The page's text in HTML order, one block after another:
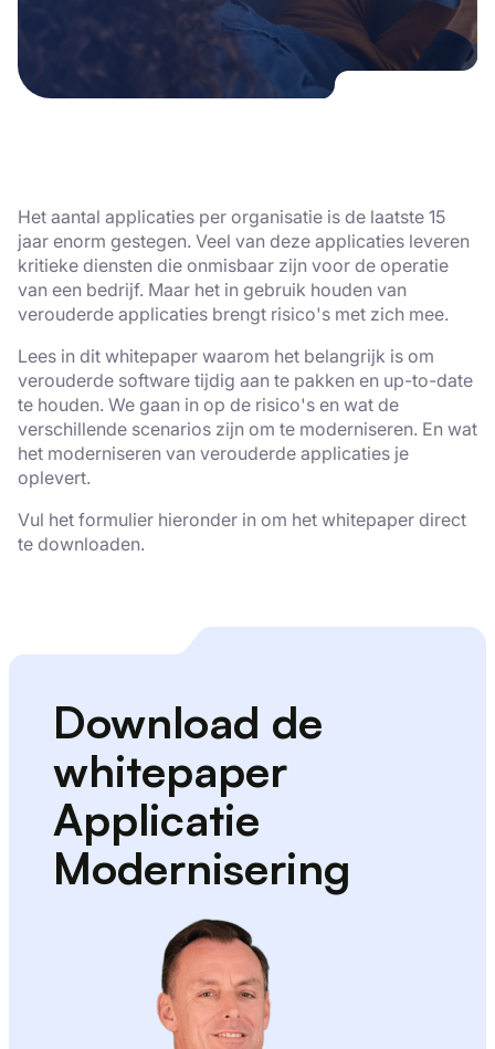
Het aantal applicaties per organisatie is de laatste 15
jaar enorm gestegen. Veel van deze applicaties leveren
kritieke diensten die onmisbaar zijn voor de operatie
van een bedrijf. Maar het in gebruik houden van
verouderde applicaties brengt risico's met zich mee.
Lees in dit whitepaper waarom het belangrijk is om
verouderde software tijdig aan te pakken en up-to-date
te houden. We gaan in op de risico's en wat de
verschillende scenarios zijn om te moderniseren. En wat
het moderniseren van verouderde applicaties je
oplevert.
Vul het formulier hieronder in om het whitepaper direct
te downloaden.
Download de
whitepaper
Applicatie
Modernisering